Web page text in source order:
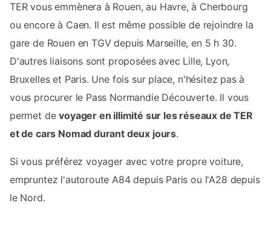
TER vous emmènera à Rouen, au Havre, à Cherbourg
ou encore à Caen. Il est même possible de rejoindre la
gare de Rouen en TGV depuis Marseille, en 5 h 30.
D'autres liaisons sont proposées avec Lille, Lyon,
Bruxelles et Paris. Une fois sur place, n'hésitez pas à
vous procurer le Pass Normandie Découverte. Il vous
permet devoyager en illimité sur les réseaux de TER
et de cars Nomad durant deux jours.
Si vous préférez voyager avec votre propre voiture,
empruntez l'autoroute A84 depuis Paris ou l'A28 depuis
le Nord.